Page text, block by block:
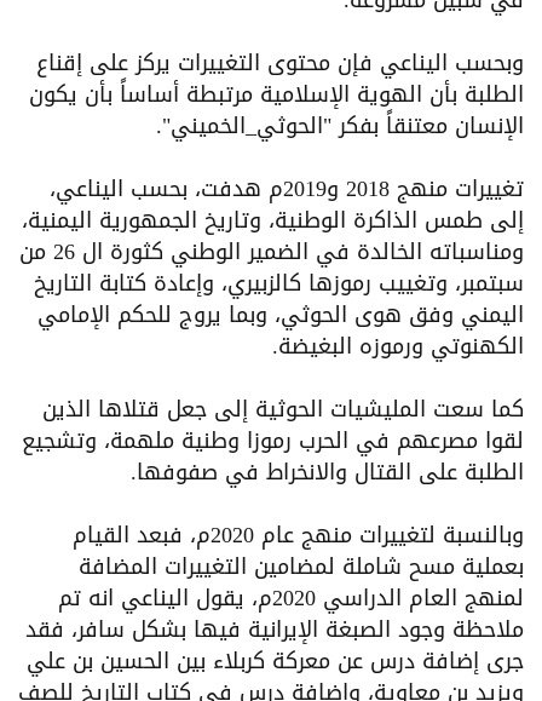
وبحسب اليناعي فإن محتوى التغييرات يركز على إقناع
الطلبة بأن الهوية الإسلامية مرتبطة أساساً بأن يكون
الإنسان معتنقاً بفكر "الحوثي_الخميني".
تغييرات منهج 2018 و2019م هدفت، بحسب اليناعي،
إلى طمس الذاكرة الوطنية، وتاريخ الجمهورية اليمنية،
ومناسباته الخالدة في الضمير الوطني كثورة ال 26 من
سبتمبر، وتغييب رموزها كالزبيري، وإعادة كتابة التاريخ
اليمني وفق هوى الحوثي، وبما يروج للحكم الإمامي
الكهنوتي ورموزه البغيضة.
كما سعت المليشيات الحوثية إلى جعل قتلاها الذين
لقوا مصرعهم في الحرب رموزا وطنية ملهمة، وتشجيع
الطلبة على القتال والانخراط في صفوفها.
وبالنسبة لتغييرات منهج عام 2020م، فبعد القيام
بعملية مسح شاملة لمضامين التغييرات المضافة
لمنهج العام الدراسي 2020م، يقول اليناعي انه تم
ملاحظة وجود الصبغة الإيرانية فيها بشكل سافر، فقد
جرى إضافة درس عن معركة كربلاء بين الحسين بن علي
ويزيد بن معاوية، واضافة درس في كتاب التاريخ للصف